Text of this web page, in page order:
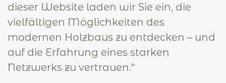
dieser Website laden wir Sie ein, die
vielfältigen Möglichkeiten des
modernen Holzbaus zu entdecken – und
auf die Erfahrung eines starken
Netzwerks zu vertrauen.“